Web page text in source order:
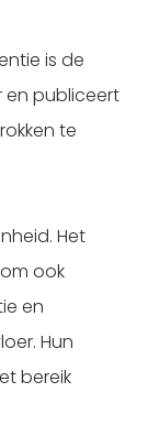
is de
en publiceert
te
Het
ook
en
Hun
bereik